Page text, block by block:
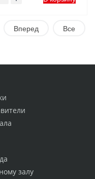
Вперед Все
залу